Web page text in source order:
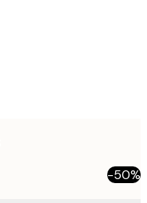
-50%